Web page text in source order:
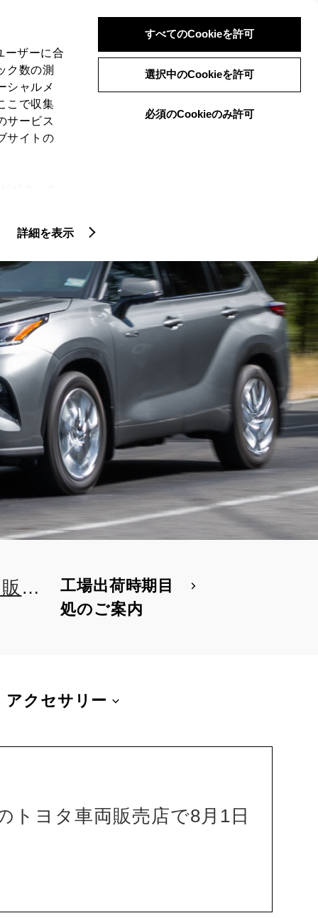
ザーに合
ク数の測
シャルメ
こで収集
サービス
サイトの
詳細を表示
すべてのCookieを許可
選択中のCookieを許可
必須のCookieのみ許可
ログイン 検索 メニュー
工場出荷時期目
処のご案内
アクセサリー
トヨタ車両販売店で8月1日